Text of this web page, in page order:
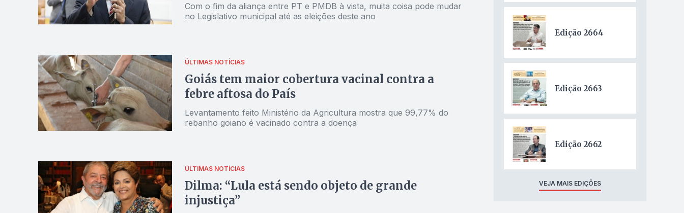
Com o fim da aliança entre PT e PMDB à vista, muita coisa pode mudar
no Legislativo municipal até as eleições deste ano
ÚLTIMAS NOTÍCIAS
Goiás tem maior cobertura vacinal contra a
febre aftosa do País
Levantamento feito Ministério da Agricultura mostra que 99,77% do
rebanho goiano é vacinado contra a doença
ÚLTIMAS NOTÍCIAS
Dilma: “Lula está sendo objeto de grande
injustiça”
Edição 2664
Edição 2663
Edição 2662
VEJA MAIS EDIÇÕES